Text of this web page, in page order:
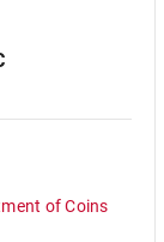
of Coins